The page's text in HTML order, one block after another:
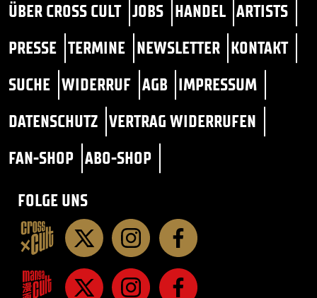
ÜBER CROSS CULT JOBS HANDEL ARTISTS
PRESSE TERMINE NEWSLETTER KONTAKT
SUCHE WIDERRUF AGB IMPRESSUM
DATENSCHUTZ VERTRAG WIDERRUFEN
FAN-SHOP ABO-SHOP
FOLGE UNS